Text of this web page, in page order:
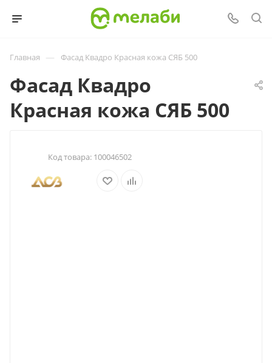
Главная — Фасад Квадро Красная кожа СЯБ 500
Фасад Квадро
Красная кожа СЯБ 500
Код товара: 100046502